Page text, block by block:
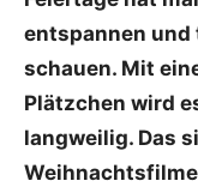
entspannen
schauen. Mit
Plätzchen wird
langweilig. Das